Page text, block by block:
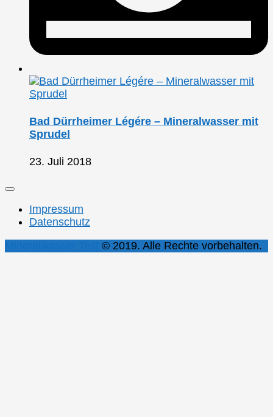
Bad Dürrheimer Légére – Mineralwasser mit
Sprudel
23. Juli 2018
Impressum
Datenschutz
© 2019. Alle Rechte vorbehalten.